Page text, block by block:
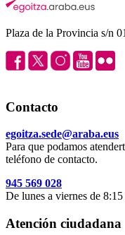
Plaza de la Provincia s/n
Contacto
egoitza.sede@araba.eus
Para que podamos
teléfono de contacto.
945 569 028
De lunes a viernes de
Atención ciudadana